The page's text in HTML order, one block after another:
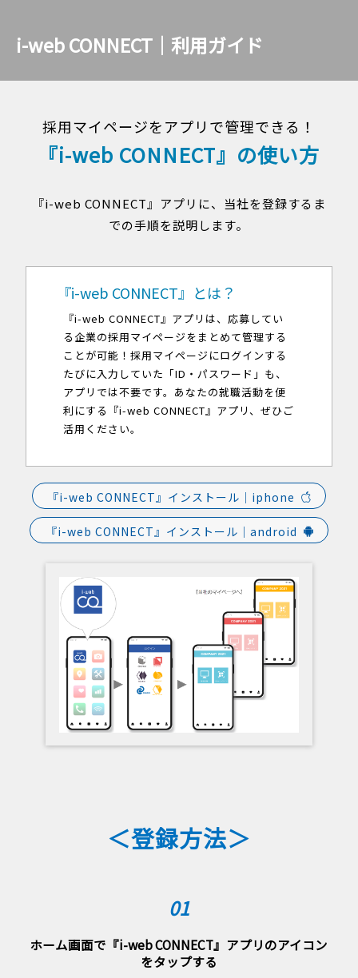
i-web CONNECT｜利用ガイド
採用マイページをアプリで管理できる！
『i-web CONNECT』の使い方
『i-web CONNECT』アプリに、当社を登録するま
での手順を説明します。
『i-web CONNECT』とは？
『i-web CONNECT』アプリは、応募してい
る企業の採用マイページをまとめて管理する
ことが可能！採用マイページにログインする
たびに入力していた「ID・パスワード」も、
アプリでは不要です。あなたの就職活動を便
利にする『i-web CONNECT』アプリ、ぜひご
活用ください。
『i-web CONNECT』インストール｜iphone
『i-web CONNECT』インストール｜android
＜登録方法＞
01
ホーム画面で『i-web CONNECT』アプリのアイコン
をタップする